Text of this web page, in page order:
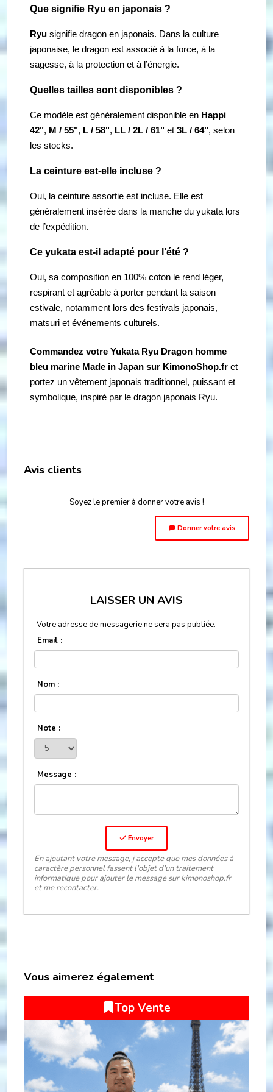
Que signifie Ryu en japonais ?
Ryu signifie dragon en japonais. Dans la culture
japonaise, le dragon est associé à la force, à la
sagesse, à la protection et à l’énergie.
Quelles tailles sont disponibles ?
Ce modèle est généralement disponible en Happi
42", M / 55", L / 58", LL / 2L / 61" et3L / 64", selon
les stocks.
La ceinture est-elle incluse ?
Oui, la ceinture assortie est incluse. Elle est
généralement insérée dans la manche du yukata lors
de l’expédition.
Ce yukata est-il adapté pour l’été ?
Oui, sa composition en 100% coton le rend léger,
respirant et agréable à porter pendant la saison
estivale, notamment lors des festivals japonais,
matsuri et événements culturels.
Commandez votre Yukata Ryu Dragon homme
bleu marine Made in Japan sur KimonoShop.fr et
portez un vêtement japonais traditionnel, puissant et
symbolique, inspiré par le dragon japonais Ryu.
Avis clients
Soyez le premier à donner votre avis !
Donner votre avis
LAISSER UN AVIS
Votre adresse de messagerie ne sera pas publiée.
Email :
Nom :
Note :
Message :
Envoyer
En ajoutant votre message, j’accepte que mes données à
caractère personnel fassent l'objet d'un traitement
informatique pour ajouter le message sur kimonoshop.fr
et me recontacter.
Vous aimerez également
27 %
Top Vente